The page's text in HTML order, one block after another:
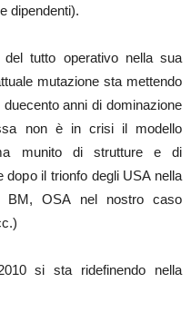
dipendenti).
tutto operativo nella sua
mutazione sta mettendo
anni di dominazione
non è in crisi il modello
munito di strutture e di
il trionfo degli USA nella
BM, OSA nel nostro caso
si sta ridefinendo nella